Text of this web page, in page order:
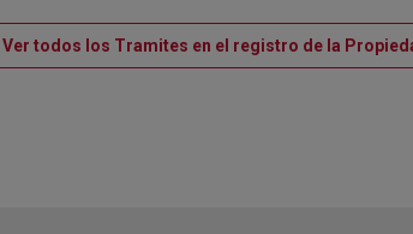
Ver todos los Tramites en el registro de la